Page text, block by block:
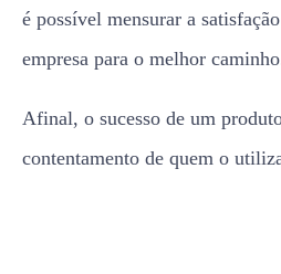
é possível mensurar a
empresa para o melhor
Afinal, o sucesso de um
contentamento de quem o